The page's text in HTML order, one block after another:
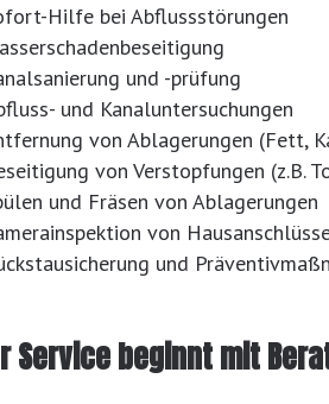
Hilfe bei Abflussstörungen
und -prüfung
und Kanaluntersuchungen
von Ablagerungen (Fett,
von Verstopfungen (z.B.
und Fräsen von Ablagerungen
von
und
Service beginnt mit